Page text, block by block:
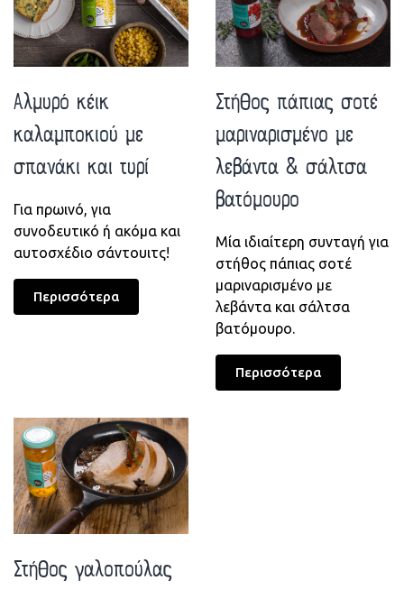
Αλμυρό κέικ
καλαμποκιού με
σπανάκι και τυρί
Για πρωινό, για
συνοδευτικό ή ακόμα και
αυτοσχέδιο σάντουιτς!
Περισσότερα
Στήθος πάπιας σοτέ
μαριναρισμένο με
λεβάντα & σάλτσα
βατόμουρο
Μία ιδιαίτερη συνταγή για
στήθος πάπιας σοτέ
μαριναρισμένο με
λεβάντα και σάλτσα
βατόμουρο.
Περισσότερα
Στήθος γαλοπούλας